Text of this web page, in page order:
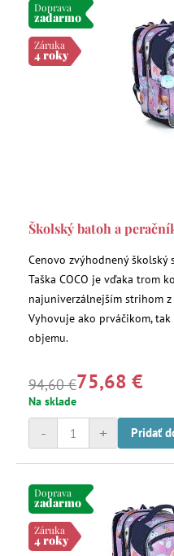
Doprava
zadarmo
Záruka
4 roky
Školský batoh a
Cenovo zvýhodnený školský
Taška COCO je vďaka trom
najuniverzálnejším strihom
Vyhovuje ako prváčikom,
objemu.
94,60 €75,68 €
Na sklade
+
- Pridať
Doprava
zadarmo
Záruka
4 roky